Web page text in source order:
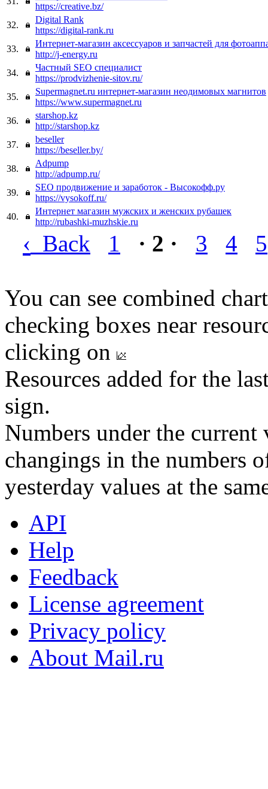
https://creative.bz/
32.
Digital Rank
https://digital-rank.ru
33.
Интернет-магазин аксессуаров и запчастей для
http://j-energy.ru
34.
Частный SEO специалист
https://prodvizhenie-sitov.ru/
35.
Supermagnet.ru интернет-магазин неодимовых магнитов
https://www.supermagnet.ru
36.
starshop.kz
http://starshop.kz
37.
beseller
https://beseller.by/
38.
Adpump
http://adpump.ru/
39.
SEO продвижение и заработок - Высокофф.ру
https://vysokoff.ru/
40.
Интернет магазин мужских и женских рубашек
http://rubashki-muzhskie.ru
‹ Back 1 · 2 · 3 4 5
You can see combined
checking boxes near
clicking on
Resources added for the
sign.
Numbers under the
changings in the numbers
yesterday values at the
API
Help
Feedback
License agreement
Privacy policy
About Mail.ru